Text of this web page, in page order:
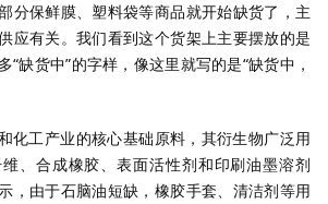
分保鲜膜、塑料袋等商品就开始缺货了，主
应有关。我们看到这个货架上主要摆放的是
“缺货中”的字样，像这里就写的是“缺货中，
化工产业的核心基础原料，其衍生物广泛用
、合成橡胶、表面活性剂和印刷油墨溶剂
，由于石脑油短缺，橡胶手套、清洁剂等用